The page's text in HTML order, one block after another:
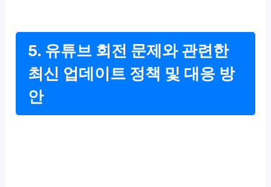
5. 유튜브 회전 문제와 관련한
최신 업데이트 정책 및 대응 방
안